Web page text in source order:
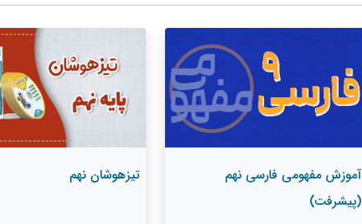
آموزش مفهومی فارسی نهم
(پیشرفت)
تیزهوشان نهم